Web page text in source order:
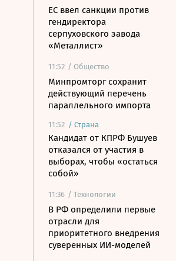
ЕС ввел санкции против
гендиректора
серпуховского завода
«Металлист»
11:52 / Общество
Минпромторг сохранит
действующий перечень
параллельного импорта
11:52 / Страна
Кандидат от КПРФ Бушуев
отказался от участия в
выборах, чтобы «остаться
собой»
11:36 / Технологии
В РФ определили первые
отрасли для
приоритетного внедрения
суверенных ИИ-моделей